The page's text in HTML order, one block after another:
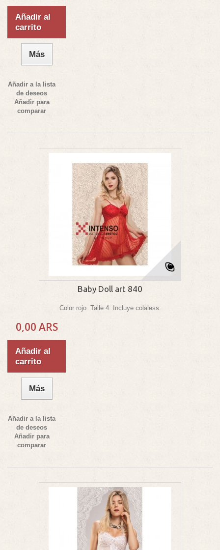
Añadir al
carrito
Más
Añadir a la lista
de deseos
Añadir para
comparar
Baby Doll art 840
Color rojo Talle 4 Incluye colaless.
0,00 ARS
Añadir al
carrito
Más
Añadir a la lista
de deseos
Añadir para
comparar